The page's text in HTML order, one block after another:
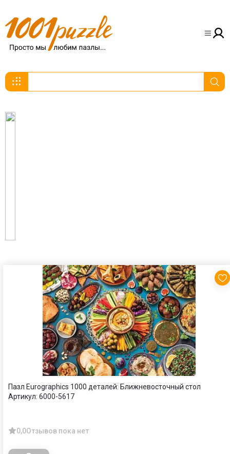
Пазл Eurographics 1000 деталей: Ближневосточный стол
Артикул: 6000-5617
0,0Отзывов пока нет